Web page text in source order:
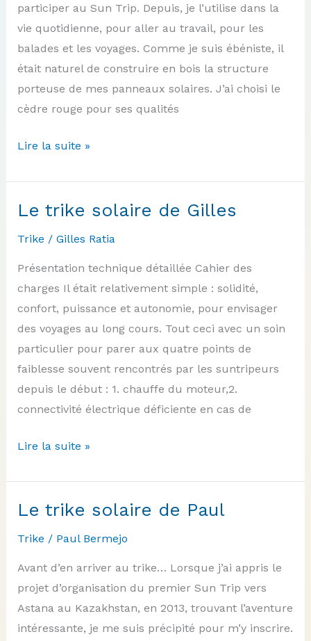
participer au Sun Trip. Depuis, je l’utilise dans la
vie quotidienne, pour aller au travail, pour les
balades et les voyages. Comme je suis ébéniste, il
était naturel de construire en bois la structure
porteuse de mes panneaux solaires. J’ai choisi le
cèdre rouge pour ses qualités
Le
solaire
de
Yves
Lire la suite »
Le trike solaire de Gilles
Trike / Gilles Ratia
Présentation technique détaillée Cahier des
charges Il était relativement simple : solidité,
confort, puissance et autonomie, pour envisager
des voyages au long cours. Tout ceci avec un soin
particulier pour parer aux quatre points de
faiblesse souvent rencontrés par les suntripeurs
depuis le début : 1. chauffe du moteur,2.
connectivité électrique déficiente en cas de
Le
solaire
de
Lire la suite »
Le trike solaire de Paul
Trike / Paul Bermejo
Avant d’en arriver au trike… Lorsque j’ai appris le
projet d’organisation du premier Sun Trip vers
Astana au Kazakhstan, en 2013, trouvant l’aventure
intéressante, je me suis précipité pour m’y inscrire.